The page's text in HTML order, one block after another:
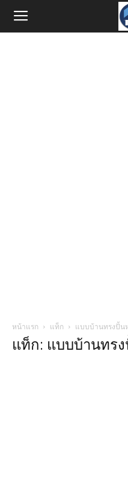
หน้าแรก แท็ก แบบบ้านทรงปั้น
แท็ก: แบบบ้านทร